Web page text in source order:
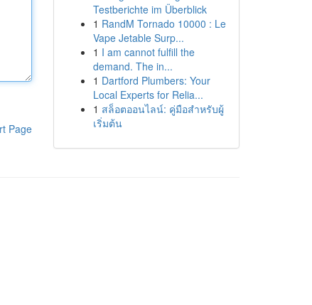
Page
Testberichte im Überblick
1 RandM Tornado 10000 : Le
Vape Jetable Surp...
1 I am cannot fulfill the
demand. The in...
1 Dartford Plumbers: Your
Local Experts for Relia...
1 สล็อตออนไลน์: คู่มือสำหรับผู้
เริ่มต้น